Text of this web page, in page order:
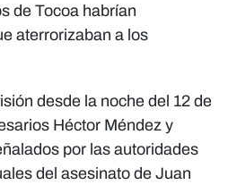
de Tocoa habrían
aterrorizaban a los
desde la noche del 12 de
Héctor Méndez y
por las autoridades
del asesinato de Juan